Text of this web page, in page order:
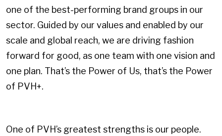
one of the best-performing brand groups in our
sector. Guided by our values and enabled by our
scale and global reach, we are driving fashion
forward for good, as one team with one vision and
one plan. That’s the Power of Us, that’s the Power
of PVH+.
One of PVH’s greatest strengths is our people.